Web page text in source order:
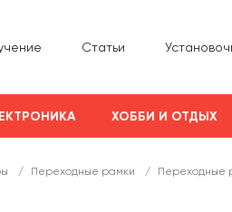
Статьи
ХОББИ И ОТДЫХ
/ Переходные рамки / Переходные